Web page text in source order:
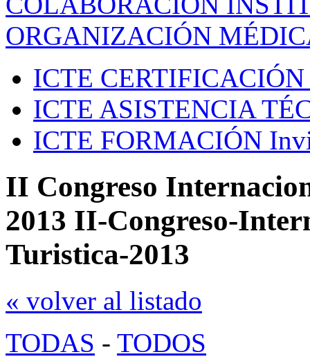
ORGANIZACIÓN
ICTE CERTIFICACIÓN
ICTE ASISTENCIA
ICTE FORMACIÓN
II Congreso
2013 II-Congreso-
Turistica-2013
« volver al listado
TODAS - TODOS